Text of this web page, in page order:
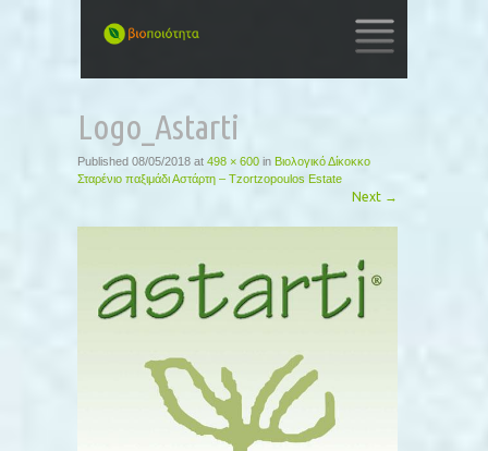
CONTENT
Logo_Astarti
Published 08/05/2018 at 498 × 600 in Βιολογικό Δίκοκκο
Σταρένιο παξιμάδι Αστάρτη – Tzortzopoulos Estate
Next →